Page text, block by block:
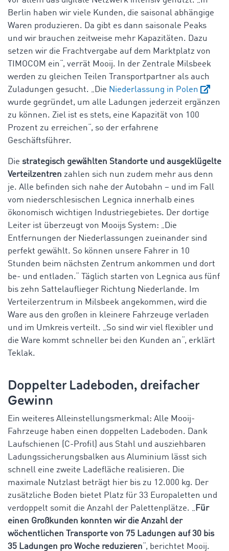
Berlin haben wir viele Kunden, die saisonal abhängige
Waren produzieren. Da gibt es dann saisonale Peaks
und wir brauchen zeitweise mehr Kapazitäten. Dazu
setzen wir die Frachtvergabe auf dem Marktplatz von
TIMOCOM ein“, verrät Mooij. In der Zentrale Milsbeek
werden zu gleichen Teilen Transportpartner als auch
Zuladungen gesucht. „Die Niederlassung in Polen
wurde gegründet, um alle Ladungen jederzeit ergänzen
zu können. Ziel ist es stets, eine Kapazität von 100
Prozent zu erreichen“, so der erfahrene
Geschäftsführer.
Die strategisch gewählten Standorte und ausgeklügelte
Verteilzentren zahlen sich nun zudem mehr aus denn
je. Alle befinden sich nahe der Autobahn – und im Fall
vom niederschlesischen Legnica innerhalb eines
ökonomisch wichtigen Industriegebietes. Der dortige
Leiter ist überzeugt von Mooijs System: „Die
Entfernungen der Niederlassungen zueinander sind
perfekt gewählt. So können unsere Fahrer in 10
Stunden beim nächsten Zentrum ankommen und dort
be- und entladen.“ Täglich starten von Legnica aus fünf
bis zehn Sattelauflieger Richtung Niederlande. Im
Verteilerzentrum in Milsbeek angekommen, wird die
Ware aus den großen in kleinere Fahrzeuge verladen
und im Umkreis verteilt. „So sind wir viel flexibler und
die Ware kommt schneller bei den Kunden an“, erklärt
Teklak.
Doppelter Ladeboden, dreifacher
Gewinn
Ein weiteres Alleinstellungsmerkmal: Alle Mooij-
Fahrzeuge haben einen doppelten Ladeboden. Dank
Laufschienen (C-Profil) aus Stahl und ausziehbaren
Ladungssicherungsbalken aus Aluminium lässt sich
schnell eine zweite Ladefläche realisieren. Die
maximale Nutzlast beträgt hier bis zu 12.000 kg. Der
zusätzliche Boden bietet Platz für 33 Europaletten und
verdoppelt somit die Anzahl der Palettenplätze. „ Für
einen Großkunden konnten wir die Anzahl der
wöchentlichen Transporte von 75 Ladungen auf 30 bis
35 Ladungen pro Woche reduzieren “, berichtet Mooij.